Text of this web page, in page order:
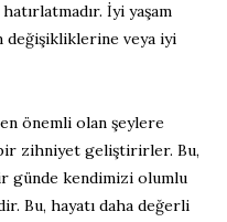
İyi yaşam
değişikliklerine veya iyi
önemli olan şeylere
zihniyet geliştirirler. Bu,
günde kendimizi olumlu
Bu, hayatı daha değerli